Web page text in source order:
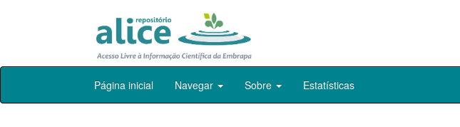
Skip
Página inicial Navegar Sobre Estatísticas